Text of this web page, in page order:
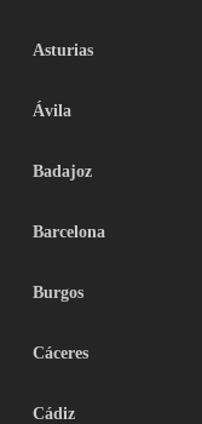
Asturias
Ávila
Badajoz
Barcelona
Burgos
Cáceres
Cádiz